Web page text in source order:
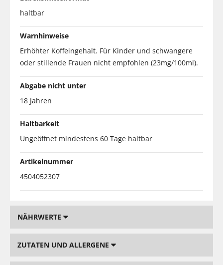
haltbar
Warnhinweise
Erhöhter Koffeingehalt. Für Kinder und schwangere
oder stillende Frauen nicht empfohlen (23mg/100ml).
Abgabe nicht unter
18 Jahren
Haltbarkeit
Ungeöffnet mindestens 60 Tage haltbar
Artikelnummer
4504052307
NÄHRWERTE
ZUTATEN UND ALLERGENE